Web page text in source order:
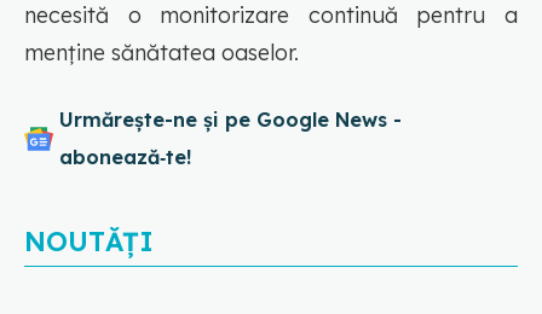
necesită o monitorizare continuă pentru a
menține sănătatea oaselor.
Urmărește-ne și pe Google News -
abonează‑te!
NOUTĂȚI